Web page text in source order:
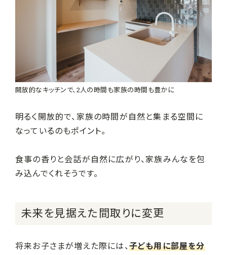
開放的なキッチンで、2人の時間も家族の時間も豊かに
明るく開放的で、家族の時間が自然と集まる空間に
なっているのもポイント。
食事の香りと会話が自然に広がり、家族みんなを包
み込んでくれそうです。
未来を見据えた間取りに変更
将来お子さまが増えた際には、子ども用に部屋を分